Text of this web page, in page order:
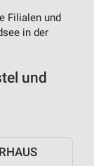
Filialen und
in der
und